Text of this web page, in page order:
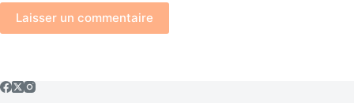
Laisser un commentaire